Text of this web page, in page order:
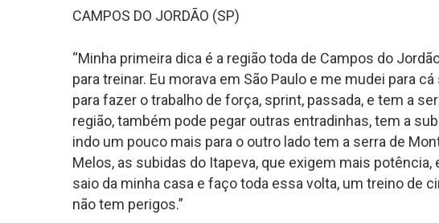
CAMPOS DO JORDÃO (SP)
“Minha primeira dica é a região toda de Campos do
para treinar. Eu morava em São Paulo e me mudei para
para fazer o trabalho de força, sprint, passada, e tem a
região, também pode pegar outras entradinhas, tem a
indo um pouco mais para o outro lado tem a serra de
Melos, as subidas do Itapeva, que exigem mais
saio da minha casa e faço toda essa volta, um treino de
não tem perigos.”